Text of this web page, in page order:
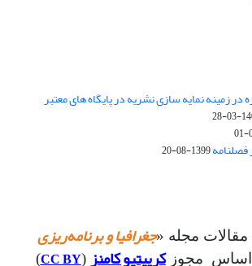
در زمینه نمایه سازی نشریه در پایگاه های معتبر
فصلنامه1399-08-20
مجله «جغرافیا و برنامه‌ریزی
اساس مجوزکرییتیو کامنز (
CC BY
)